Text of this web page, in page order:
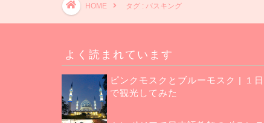
HOME タグ : バスキング
よく読まれています
ピンクモスクとブルーモスク | １日
で観光してみた